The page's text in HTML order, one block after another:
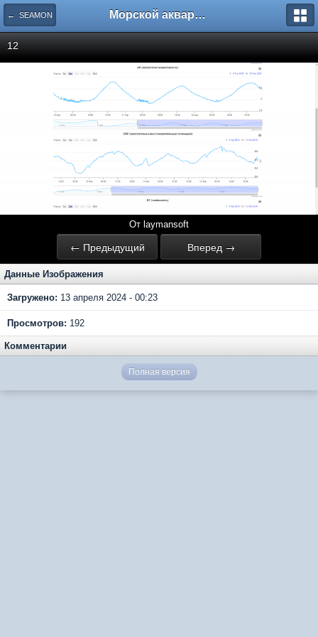
← SEAMON Морской аквариум. Форумы ReefCentral.ru
12
От laymansoft
← Предыдущий Вперед →
Данные Изображения
Загружено: 13 апреля 2024 - 00:23
Просмотров: 192
Комментарии
Полная версия